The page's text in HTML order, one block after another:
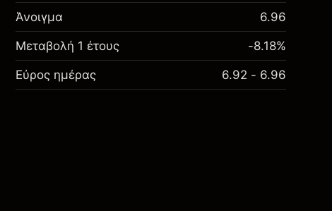
Άνοιγμα 6.96
Μεταβολή 1 έτους -8.18%
Εύρος ημέρας 6.92 - 6.96